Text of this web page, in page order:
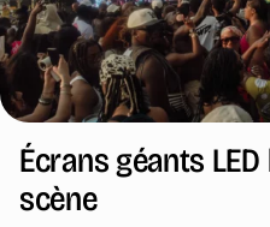
Écrans géants
scène